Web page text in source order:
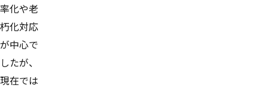
率化や老
朽化対応
が中心で
したが、
現在では